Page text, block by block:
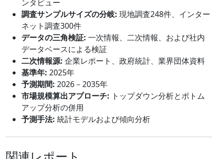
ンタビュー
調査サンプルサイズの分岐: 現地調査248件、インター
ネット調査300件
データの三角検証: 一次情報、二次情報、および社内
データベースによる検証
二次情報源: 企業レポート、政府統計、業界団体資料
基準年: 2025年
予測期間: 2026－2035年
市場規模算出アプローチ: トップダウン分析とボトム
アップ分析の併用
予測手法: 統計モデルおよび傾向分析